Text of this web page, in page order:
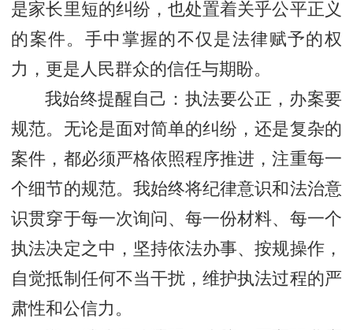
是家长里短的纠纷，也处置着关乎公平正义
的案件。手中掌握的不仅是法律赋予的权
力，更是人民群众的信任与期盼。
我始终提醒自己：执法要公正，办案要
规范。无论是面对简单的纠纷，还是复杂的
案件，都必须严格依照程序推进，注重每一
个细节的规范。我始终将纪律意识和法治意
识贯穿于每一次询问、每一份材料、每一个
执法决定之中，坚持依法办事、按规操作，
自觉抵制任何不当干扰，维护执法过程的严
肃性和公信力。